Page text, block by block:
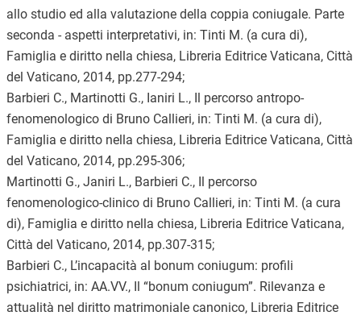
allo studio ed alla valutazione della coppia coniugale. Parte
seconda - aspetti interpretativi, in: Tinti M. (a cura di),
Famiglia e diritto nella chiesa, Libreria Editrice Vaticana, Città
del Vaticano, 2014, pp.277-294;
Barbieri C., Martinotti G., Ianiri L., Il percorso antropo-
fenomenologico di Bruno Callieri, in: Tinti M. (a cura di),
Famiglia e diritto nella chiesa, Libreria Editrice Vaticana, Città
del Vaticano, 2014, pp.295-306;
Martinotti G., Janiri L., Barbieri C., Il percorso
fenomenologico-clinico di Bruno Callieri, in: Tinti M. (a cura
di), Famiglia e diritto nella chiesa, Libreria Editrice Vaticana,
Città del Vaticano, 2014, pp.307-315;
Barbieri C., L’incapacità al bonum coniugum: profili
psichiatrici, in: AA.VV., Il “bonum coniugum”. Rilevanza e
attualità nel diritto matrimoniale canonico, Libreria Editrice